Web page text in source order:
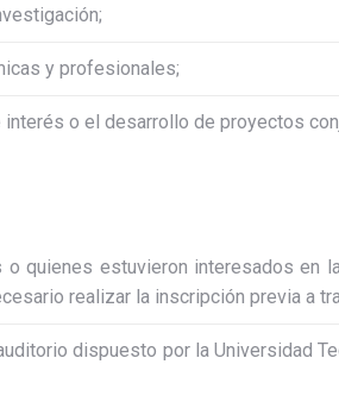
y profesionales;
o el desarrollo de proyectos
quienes estuvieron interesados en
realizar la inscripción previa
dispuesto por la Universidad